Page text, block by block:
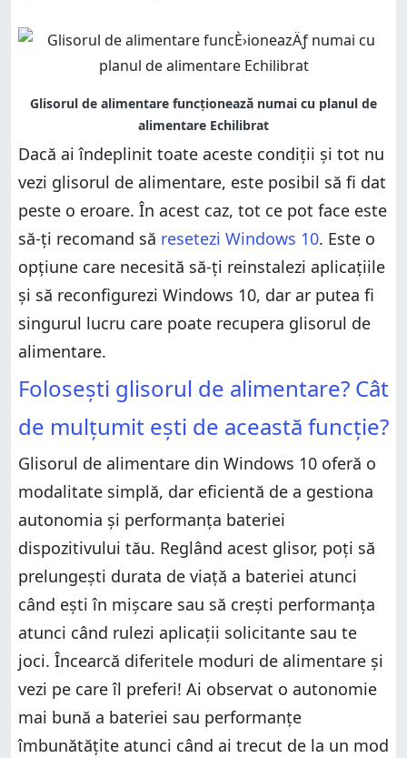
Dacă ai îndeplinit toate aceste condiții și tot nu
vezi glisorul de alimentare, este posibil să fi dat
peste o eroare. În acest caz, tot ce pot face este
să-ți recomand să resetezi Windows 10. Este o
opțiune care necesită să-ți reinstalezi aplicațiile
și să reconfigurezi Windows 10, dar ar putea fi
singurul lucru care poate recupera glisorul de
alimentare.
Folosești glisorul de alimentare? Cât
de mulțumit ești de această funcție?
Glisorul de alimentare din Windows 10 oferă o
modalitate simplă, dar eficientă de a gestiona
autonomia și performanța bateriei
dispozitivului tău. Reglând acest glisor, poți să
prelungești durata de viață a bateriei atunci
când ești în mișcare sau să crești performanța
atunci când rulezi aplicații solicitante sau te
joci. Încearcă diferitele moduri de alimentare și
vezi pe care îl preferi! Ai observat o autonomie
mai bună a bateriei sau performanțe
îmbunătățite atunci când ai trecut de la un mod